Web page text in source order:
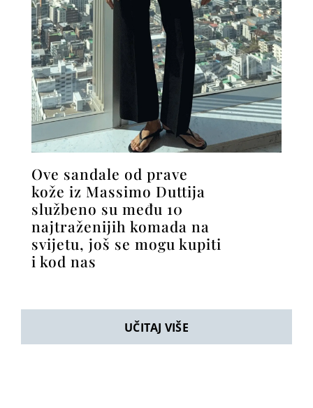
Ove sandale od prave
kože iz Massimo Duttija
službeno su među 10
najtraženijih komada na
svijetu, još se mogu kupiti
i kod nas
UČITAJ VIŠE